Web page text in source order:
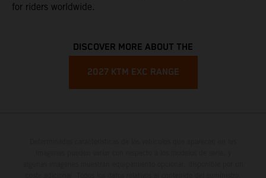
for riders worldwide.
DISCOVER MORE ABOUT THE
2027 KTM EXC RANGE